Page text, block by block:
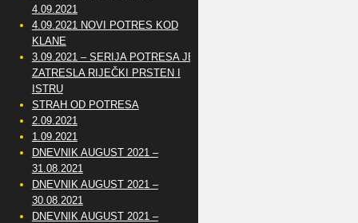
4.09.2021
4.09.2021 NOVI POTRES KOD
KLANE
3.09.2021 – SERIJA POTRESA JE
ZATRESLA RIJEČKI PRSTEN I
ISTRU
STRAH OD POTRESA
2.09.2021
1.09.2021
DNEVNIK AUGUST 2021 –
31.08.2021
DNEVNIK AUGUST 2021 –
30.08.2021
DNEVNIK AUGUST 2021 –